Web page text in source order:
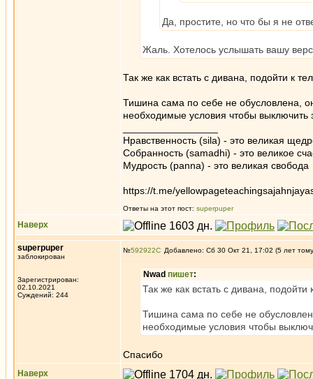
Да, простите, но что бы я не
Жаль. Хотелось услышать вашу
Так же как встать с дивана, подойти к
Тишина сама по себе не обусловлена,
необходимые условия чтобы выключить
Нравственность (sila) - это великая
Собранность (samadhi) - это великое
Мудрость (panna) - это великая свобода
https://t.me/
Ответы на этот пост: superpuper
Наверх
superpuper
заблокирован
Зарегистрирован:
02.10.2021
Суждений: 244
№592922 Добавлено: Сб 30 Окт 21, 17:02 (5 лет
Nwad пишет:
Так же как встать с дивана,
Тишина сама по себе не
необходимые условия чтобы
Спасибо
Наверх